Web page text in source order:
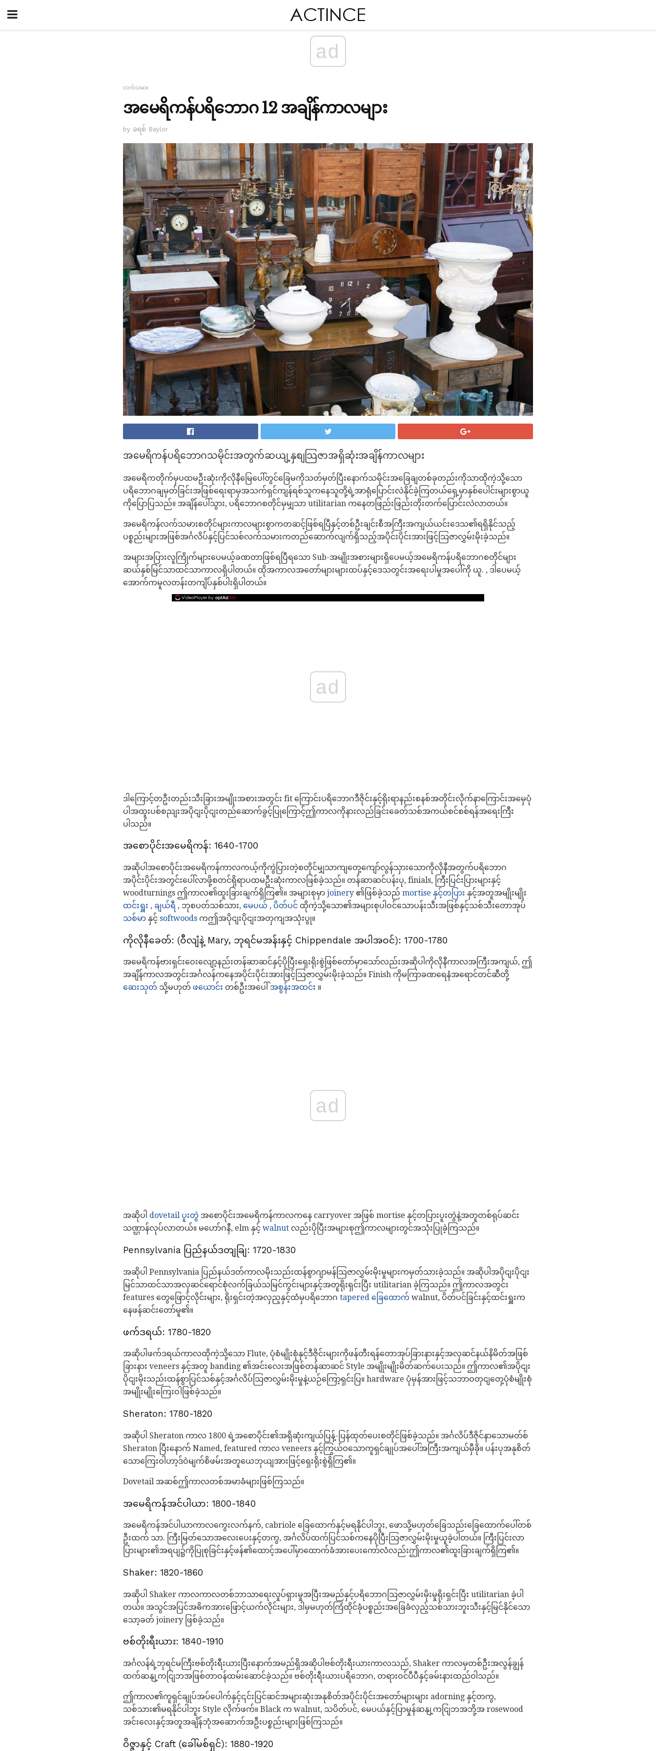
ad
လက်သမား
အမေရိကန်ပရိဘောဂ 12 အချိန်ကာလများ
by ခရစ် Baylor
အမေရိကန်ပရိဘောဂသမိုင်းအတွက်ဆယျ့နှစျသြဇာအရှိဆုံးအချိန်ကာလများ
အမေရိကတိုက်မှပထမဦးဆုံးကိုလိုနီမြေပေါ်တွင်ခြေမကိုသတ်မှတ်ပြီးနောက်သမိုင်းအခြေချတစ်ခုတည်းကိုသာထိုကဲ့သို့သော
ပရိဘောဂချမှတ်ခြင်းအဖြစ်ရေးရာမှအသက်ရှင်ကျန်ရစ်သူကနေသူတို့ရဲ့အာရုံပြောင်းလဲနိုင်ခဲ့ကြတယ်ရှေ့မှာနှစ်ပေါင်းများစွာယူ
ကိုပြောပြသည်။ အချိန်ပေါ်သွား, ပရိဘောဂစတိုင်မှမျှသာ utilitarian ကနေတဖြည်းဖြည်းတိုးတက်ပြောင်းလဲလာတယ်။
အမေရိကန်လက်သမားစတိုင်များကာလများစွာကတဆင့်ဖြစ်ရပြီနှင့်တစ်ဦးချင်းစီအကြီးအကျယ်ယင်းဒေသ၏ရရှိနိုင်သည့်
ပစ္စည်းများအဖြစ်အင်္ဂလိပ်နှင့်ပြင်သစ်လက်သမားကတည်ဆောက်လျက်ရှိသည့်အပိုင်းပိုင်းအားဖြင့်သြဇာလွှမ်းမိုးခဲ့သည်။
အများအပြားလူကြိုက်များပေမယ့်ခဏတာဖြစ်ရပြီရသော Sub-အမျိုးအစားများရှိပေမယ့်အမေရိကန်ပရိဘောဂစတိုင်များ
ဆယ်နှစ်မြင်သာထင်သာကာလရှိပါတယ်။ ထိုအကာလအတော်များများထပ်နှင့်ဒေသတွင်းအရေးပါမှုအပေါ်ကို ယူ. , ဒါပေမယ့်
အောက်ကမူလတန်းတကျိပ်နှစ်ပါးရှိပါတယ်။
ad
ဒါကြောင့်တဦးတည်းသီးခြားအမျိုးအစားအတွင်း fit ကြောင်းပရိဘောဂဒီဇိုင်းနှင့်ရိုးရာနည်းစနစ်အတိုင်းလိုက်နာကြောင်းအမှေပုံ
ပါအထူးပစ်စညျးအပိုငျးပိုငျးတည်ဆောက်ခွင့်ပြုကြောင့်ဤကာလကိုနားလည်ခြင်းခေတ်သစ်အကယ်စင်စစ်ရန်အရေးကြီး
ပါသည်။
အစောပိုင်းအမေရိကန်: 1640-1700
အဆိုပါအစောပိုင်းအမေရိကန်ကာလကယ့်ကိုကွဲပြားတဲ့စတိုင်မျှသာကျတှေ့ကျော်လွန်သှားသောကိုလိုနီအတွက်ပရိဘောဂ
အပိုင်းပိုင်းအတွင်းပေါ်လာဖို့စတင်ရှိရာပထမဦးဆုံးကာလဖြစ်ခဲ့သည်။ တန်ဆာဆင်ပန်းပု, finials, ကြီးပြင်းပြားများနှင့်
woodturnings ဤကာလ၏ထူးခြားချက်ရှိကြ၏။ အများစုမှာ joinery ၏ဖြစ်ခဲ့သည် mortise နှင့်တပြား နှင့်အတူအမျိုးမျိုး
ထင်းရှူး , ချယ်ရီ , ဘုစပတ်သစ်သား, မေပယ် , ပိတ်ပင် ထိုကဲ့သို့သော၏အများစုပါဝင်သောပန်းသီးအဖြစ်နှင့်သစ်သီးတောအုပ်
သစ်မာ နှင့် softwoods ကဤအပိုငျးပိုငျးအတှကျအသုံးပွု။
ကိုလိုနီခေတ်: (ဝီလျံနဲ့ Mary, ဘုရင်မအန်းနှင့် Chippendale အပါအဝင်): 1700-1780
အမေရိကန်ဗားရှင်းဝေးလျော့နည်းတန်ဆာဆင်နှင့်ပိုပြီးရှေးရိုးစွဲဖြစ်တော်မှာသော်လည်းအဆိုပါကိုလိုနီကာလအကြီးအကျယ်, ဤ
အချိန်ကာလအတွင်းအင်္ဂလန်ကနေအပိုင်းပိုင်းအားဖြင့်သြဇာလွှမ်းမိုးခဲ့သည်။ Finish ကိုမကြာခဏရေနံအရောင်တင်ဆီတို့
ဆေးသုတ် သို့မဟုတ် ဖယောင်း တစ်ဦးအပေါ် အစွန်းအထင်း ။
ad
အဆိုပါ dovetail ပူးတွဲ အစောပိုင်းအမေရိကန်ကာလကနေ carryover အဖြစ် mortise နှင့်တပြားပူးတွဲနဲ့အတူတစ်ရုပ်ဆင်း
သဏ္ဌာန်လုပ်လာတယ်။ မဟော်ဂနီ, elm နှင့် walnut လည်းပိုပြီးအများစုဤကာလများတွင်အသုံးပြုခဲ့ကြသည်။
Pennsylvania ပြည်နယ်ဒတျချြ: 1720-1830
အဆိုပါ Pennsylvania ပြည်နယ်ဒတ်ကာလမိုးသည်းထန်စွာဂျာမန်သြဇာလွှမ်းမိုးမှုများကမှတ်သားခဲ့သည်။ အဆိုပါအပိုငျးပိုငျး
မြင်သာထင်သာအလှဆင်ရောင်စုံလက်ခြယ်သမြင်ကွင်းများနှင့်အတူရိုးရှင်းပြီး utilitarian ခဲ့ကြသည်။ ဤကာလအတွင်း
features တွေဖြောင့်လိုင်းများ, ရိုးရှင်းတဲ့အလှည့နှင့်ထံမှပရိဘောဂ tapered ခြေထောက် walnut, ပိတ်ပင်ခြင်းနှင့်ထင်းရှူးက
နေဖန်ဆင်းတော်မူ၏။
ဖက်ဒရယ်: 1780-1820
အဆိုပါဖက်ဒရယ်ကာလထိုကဲ့သို့သော Flute, ပုံစံမျိုးစုံနှင့်ဒီဇိုင်းများကိုဖန်တီးရန်တောအုပ်ခြားနားနှင့်အလှဆင်နယ်နိမိတ်အဖြစ်
ခြားနား veneers နှင့်အတူ banding ၏အင်းလေးအဖြစ်တန်ဆာဆင် Style အမျိုးမျိုးမိတ်ဆက်ပေးသည်။ ဤကာလ၏အပိုငျး
ပိုငျးမိုးသည်းထန်စွာပြင်သစ်နှင့်အင်္ဂလိပ်သြဇာလွှမ်းမိုးမှုနဲ့ယဉ်ကြော့ရှင်းပြ။ hardware ပုံမှန်အားဖြင့်သဘာဝတှငျတှေ့ပုံစံမျိုးစုံ
အမျိုးမျိုးကြေးဝါဖြစ်ခဲ့သည်။
Sheraton: 1780-1820
အဆိုပါ Sheraton ကာလ 1800 ရဲ့အစောပိုင်း၏အရှိဆုံးကျယ်ပြန့်-ပြန်ထုတ်ပေးစတိုင်ဖြစ်ခဲ့သည်။ အင်္ဂလိပ်ဒီဇိုင်နာသောမတ်စ်
Sheraton ပြီးနောက် Named, featured ကာလ veneers နှင့်ကြွယ်ဝသောကူရှင်ချုပ်အပေါ်အကြီးအကျယ်မှီခို။ ပန်းပုအနုစိတ်
သောကြေးဝါဟာ့ဒ်ဝဲမျက်စိဖမ်းအတူယေဘုယျအားဖြင့်ရှေးရိုးစွဲရှိကြ၏။
Dovetail အဆစ်ဤကာလတစ်အမာခံများဖြစ်ကြသည်။
အမေရိကန်အင်ပါယာ: 1800-1840
အမေရိကန်အင်ပါယာကာလကွေးလက်နက်, cabriole ခြေထောက်နှင့်မရနိုင်ပါဘူး, ဖောသို့မဟုတ်ခြေသည်းခြေထောက်ပေါ်တစ်
ဦးထက် သာ. ကြီးမြတ်သောအလေးပေးနှင့်တကွ, အင်္ဂလိပ်ထက်ပြင်သစ်ကနေပိုပြီးသြဇာလွှမ်းမိုးမှုယူခဲ့ပါတယ်။ ကြီးပြင်းလာ
ပြားများ၏အရပျ၌ကိုပြုစုခြင်းနှင့်ဖန်၏ထောင့်အပေါ်မှာထောက်ခံအားပေးကော်လံလည်းဤကာလ၏ထူးခြားချက်ရှိကြ၏။
Shaker: 1820-1860
အဆိုပါ Shaker ကာလကာလတစ်ဘာသာရေးလှုပ်ရှားမှုအပြီးအမည်နှင့်ပရိဘောဂသြဇာလွှမ်းမိုးမှုရိုးရှင်းပြီး utilitarian ခဲ့ပါ
တယ်။ အသွင်အပြင်အဓိကအားဖြောင့်ယက်လိုင်းများ, ဒါမှမဟုတ်ကြံထိုင်ခုံပစ္စည်းအခြေခံလှည့်သစ်သားဘူးသီးနှင့်မြင်နိုင်သော
သော့ခတ် joinery ဖြစ်ခဲ့သည်။
ဗစ်တိုးရီးယား: 1840-1910
အင်္ဂလန်ရဲ့ဘုရင်မကြီးဗစ်တိုးရီးယားပြီးနောက်အမည်ရှိအဆိုပါဗစ်တိုးရီးယားကာလသည်, Shaker ကာလမှတစ်ဦးအလွန်ချွန်
ထက်ဆနျ့ကငျြဘအဖြစ်တာဝန်ထမ်းဆောင်ခဲ့သည်။ ဗစ်တိုးရီးယားပရိဘောဂ, တရားဝင်ပီပီနှင့်ခမ်းနားထည်ဝါသည်။
ဤကာလ၏ကူရှင်ချုပ်အပ်ပေါက်နှင့်၎င်းပြင်ဆင်အများဆုံးအနုစိတ်အပိုင်းပိုင်းအတော်များများ adorning နှင့်တကွ,
သစ်သား၏မရနိုင်ပါဘူး Style လိုက်ဖက်။ Black က walnut, သပိတ်ပင်, မေပယ်နှင့်ပြာမှုန်ဆနျ့ကငျြဘအဘို့အ rosewood
အင်းလေးနှင့်အတူအချိန်ဘုံအဆောက်အဦးပစ္စည်းများဖြစ်ကြသည်။
ဝိဇ္ဇာနှင့် Craft (ခေါ်မစ်ရှင်): 1880-1920